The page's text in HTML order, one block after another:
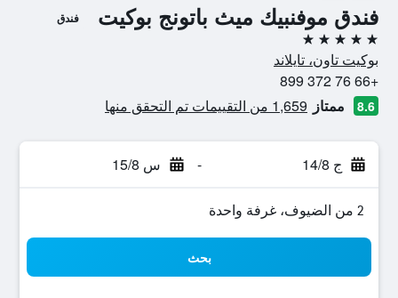
فندق موفنبيك ميث باتونج بوكيت فندق
5 نجوم
بوكيت تاون، تايلاند
+66 76 372 899
8.6 ممتاز 1,659 من التقييمات تم التحقق منها
ج 14/8 - س 15/8
2 من الضيوف، غرفة واحدة
بحث